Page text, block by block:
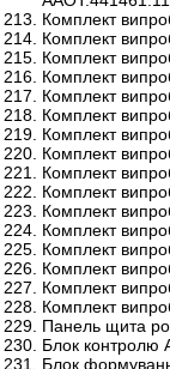
Комплект
Комплект
Комплект
Комплект
Комплект
Комплект
Комплект
Комплект
Комплект
Комплект
Комплект
Комплект
Комплект
Комплект
Комплект
Комплект
Панель щита
Блок контролю
Блок